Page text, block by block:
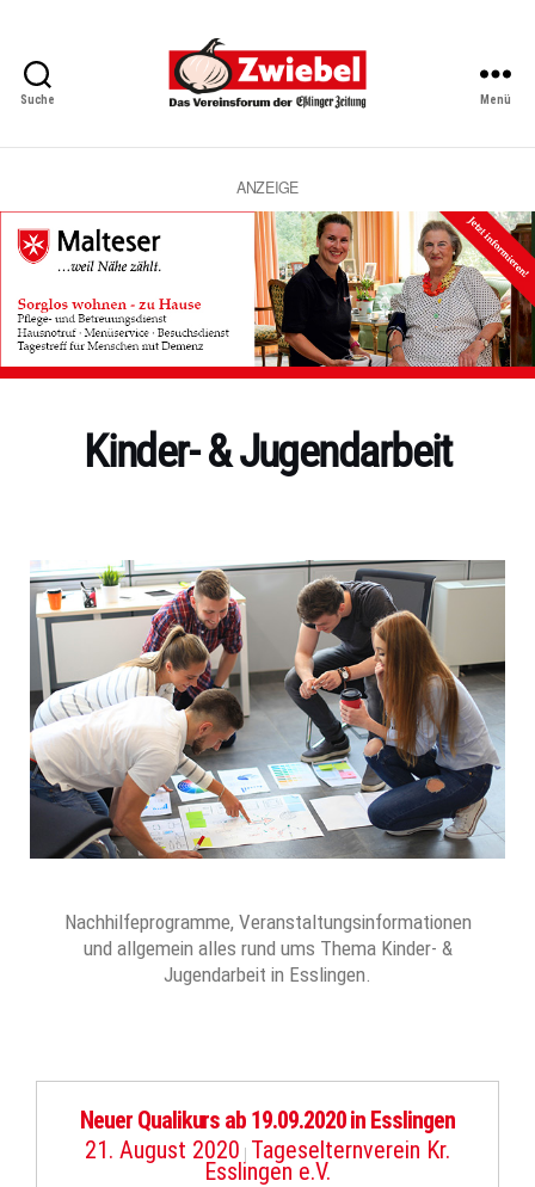
Suche
Vereinsforum
Eßlinger
Zeitung
Menü
ANZEIGE
Kinder- & Jugendarbeit
Nachhilfeprogramme, Veranstaltungsinformationen
und allgemein alles rund ums Thema Kinder- &
Jugendarbeit in Esslingen.
Neuer Qualikurs ab 19.09.2020 in Esslingen
21. August 2020 | Tageselternverein Kr.
Esslingen e.V.